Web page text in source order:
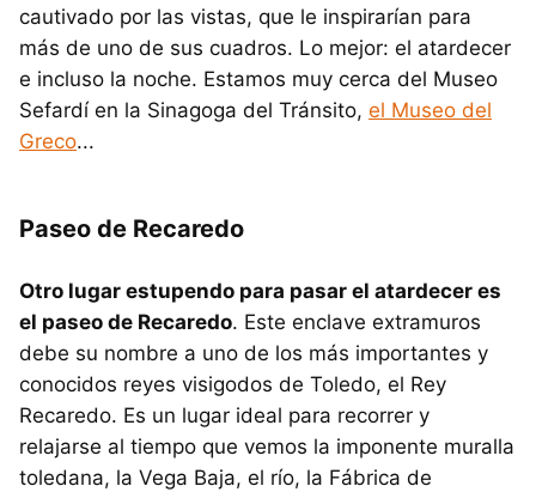
cautivado por las vistas, que le inspirarían para
más de uno de sus cuadros. Lo mejor: el atardecer
e incluso la noche. Estamos muy cerca del Museo
Sefardí en la Sinagoga del Tránsito, el Museo del
Greco...
Paseo de Recaredo
Otro lugar estupendo para pasar el atardecer es
el paseo de Recaredo. Este enclave extramuros
debe su nombre a uno de los más importantes y
conocidos reyes visigodos de Toledo, el Rey
Recaredo. Es un lugar ideal para recorrer y
relajarse al tiempo que vemos la imponente muralla
toledana, la Vega Baja, el río, la Fábrica de